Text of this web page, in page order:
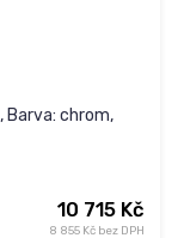
Barva: chrom,
8 855 Kč bez DPH
10 715 Kč